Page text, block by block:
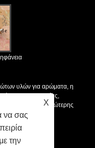
υλών για αρώματα, η
της "καινοτομίας,
σταθερά λύσεις ανώτερης
X
να σας
την